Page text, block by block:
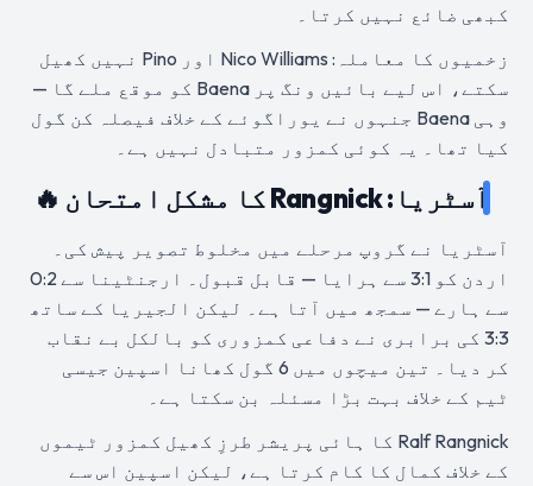
کبھی ضائع نہیں کرتا۔
زخمیوں کا معاملہ: Nico Williams اور Pino نہیں کھیل
سکتے، اس لیے بائیں ونگ پر Baena کو موقع ملے گا —
وہی Baena جنہوں نے یوراگوئے کے خلاف فیصلہ کن گول
کیا تھا۔ یہ کوئی کمزور متبادل نہیں ہے۔
آسٹریا: Rangnick کا مشکل امتحان 🔥
آسٹریا نے گروپ مرحلے میں مخلوط تصویر پیش کی۔
اردن کو 3:1 سے ہرایا — قابل قبول۔ ارجنٹینا سے 0:2
سے ہارے — سمجھ میں آتا ہے۔ لیکن الجیریا کے ساتھ
3:3 کی برابری نے دفاعی کمزوری کو بالکل بے نقاب
کر دیا۔ تین میچوں میں 6 گول کھانا اسپین جیسی
ٹیم کے خلاف بہت بڑا مسئلہ بن سکتا ہے۔
Ralf Rangnick کا ہائی پریشر طرزِ کھیل کمزور ٹیموں
کے خلاف کمال کا کام کرتا ہے، لیکن اسپین اس سے